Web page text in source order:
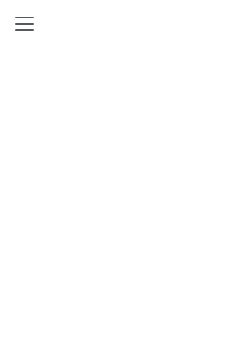
Panel lateral